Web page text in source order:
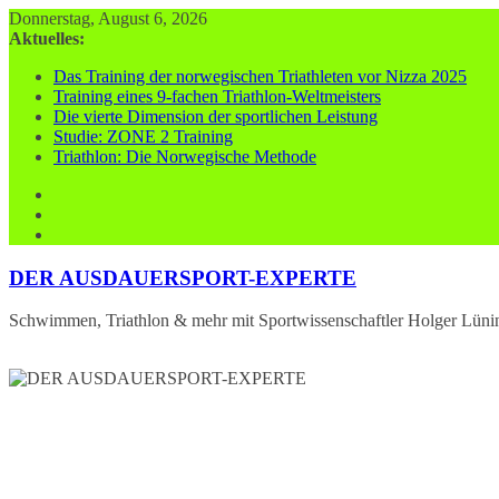
Zum
Inhalt
Donnerstag, August 6, 2026
Aktuelles:
Das Training der norwegischen Triathleten vor Nizza 2025
Training eines 9-fachen Triathlon-Weltmeisters
Die vierte Dimension der sportlichen Leistung
Studie: ZONE 2 Training
Triathlon: Die Norwegische Methode
DER AUSDAUERSPORT-EXPERTE
Schwimmen, Triathlon & mehr mit Sportwissenschaftler Holger